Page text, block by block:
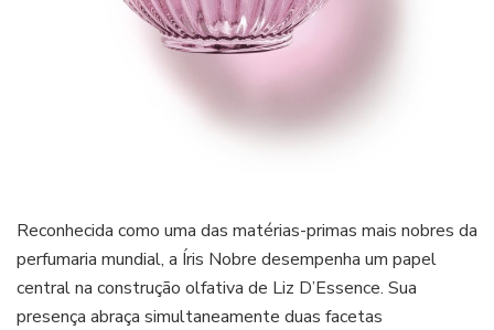
Reconhecida como uma das matérias-primas mais nobres da
perfumaria mundial, a Íris Nobre desempenha um papel
central na construção olfativa de Liz D’Essence. Sua
presença abraça simultaneamente duas facetas